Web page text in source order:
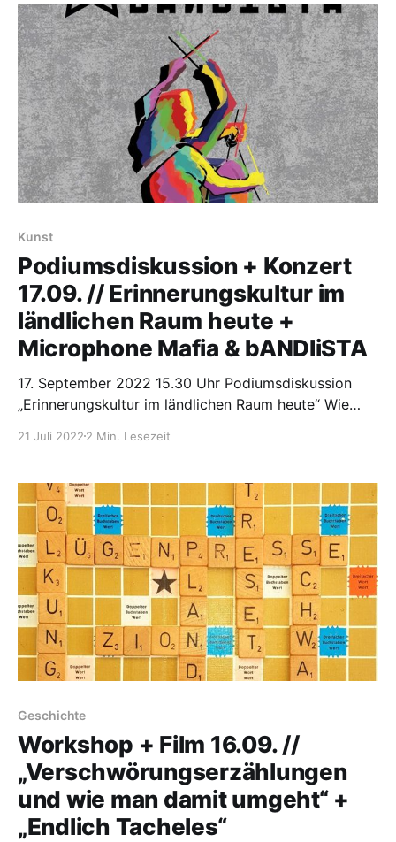
zu tun, die den Ort ausfüllen könnten. Konkret
Kunst
Podiumsdiskussion + Konzert
17.09. // Erinnerungskultur im
ländlichen Raum heute +
Microphone Mafia & bANDIiSTA
17. September 2022 15.30 Uhr Podiumsdiskussion
„Erinnerungskultur im ländlichen Raum heute“ Wie
Zeitzeug:innen nicht mehr da sind? Wie halten wir ihre
demokratische Strömungen, imperialistische
Weltbilder und Fake-News sich verbreiten? Und was
heißt
21 Juli 2022 2 Min. Lesezeit
Geschichte
Workshop + Film 16.09. //
„Verschwörungserzählungen
und wie man damit umgeht“ +
„Endlich Tacheles“